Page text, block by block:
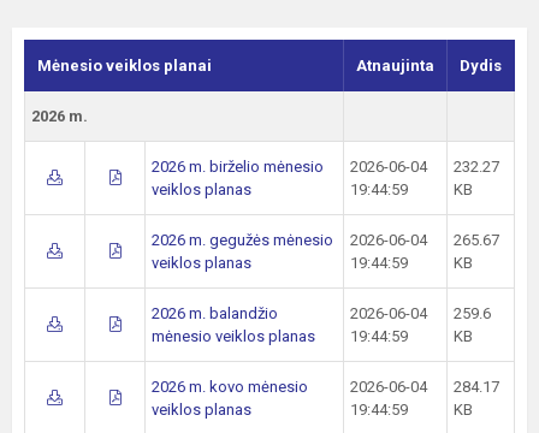
Mėnesio veiklos planai Atnaujinta Dydis
2026 m.
2026 m. birželio mėnesio
veiklos planas
2026-06-04
19:44:59
232.27
KB
2026 m. gegužės mėnesio
veiklos planas
2026-06-04
19:44:59
265.67
KB
2026 m. balandžio
mėnesio veiklos planas
2026-06-04
19:44:59
259.6
KB
2026 m. kovo mėnesio
veiklos planas
2026-06-04
19:44:59
284.17
KB